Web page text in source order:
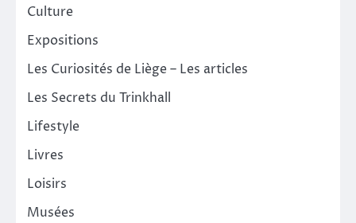
Culture
Expositions
Les Curiosités de Liège – Les articles
Les Secrets du Trinkhall
Lifestyle
Livres
Loisirs
Musées